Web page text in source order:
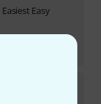
Easy
Songbook